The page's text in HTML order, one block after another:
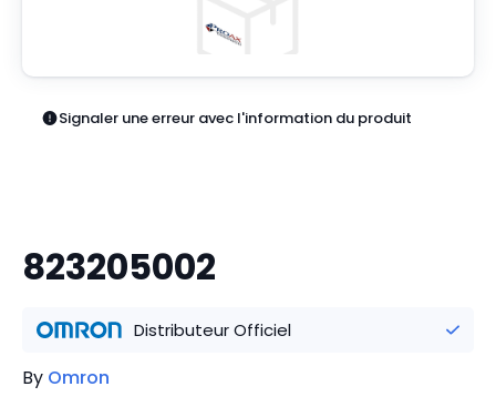
Signaler une erreur avec l'information du produit
823205002
Distributeur Officiel
By Omron